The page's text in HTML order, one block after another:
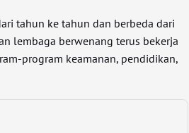
tahun ke tahun dan berbeda dari
lembaga berwenang terus bekerja
program keamanan, pendidikan,